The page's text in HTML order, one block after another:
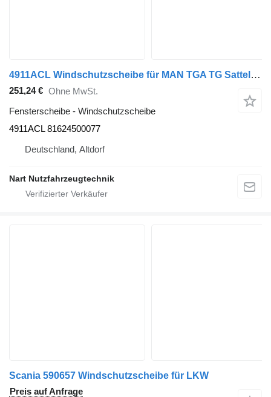
4911ACL Windschutzscheibe für MAN TGA TG Sattelzugmaschine
251,24 € Ohne MwSt.
Fensterscheibe - Windschutzscheibe
4911ACL 81624500077
Deutschland, Altdorf
Nart Nutzfahrzeugtechnik
Scania 590657 Windschutzscheibe für LKW
Preis auf Anfrage